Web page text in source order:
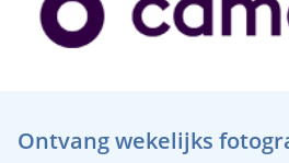
Ontvang wekelijks